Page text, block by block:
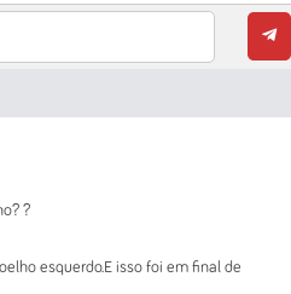
?
esquerdo.E isso foi em final de